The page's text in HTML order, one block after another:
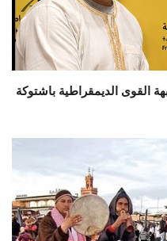
القوى الديمقراطية باشتوكة